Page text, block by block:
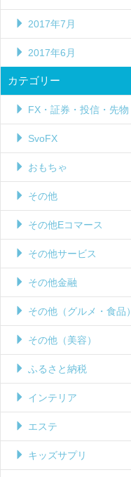
2017年7月
2017年6月
カテゴリー
FX・証券・投信・先物
SvoFX
おもちゃ
その他
その他Eコマース
その他サービス
その他金融
その他（グルメ・食品）
その他（美容）
ふるさと納税
インテリア
エステ
キッズサプリ